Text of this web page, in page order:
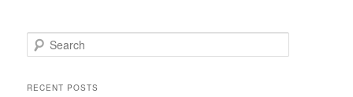
e
rRECENT POSTS